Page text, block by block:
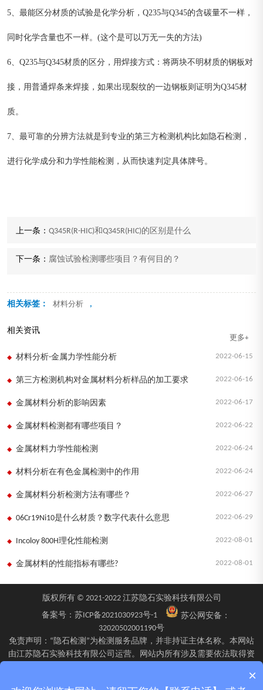
5、最能区分材质的试验是化学分析，Q235与Q345的含碳量不一样，
同时化学含量也不一样。(这个是可以万无一失的方法)
6、Q235与Q345材质的区分，用焊接方式：将两块不明材质的钢板对
接，用普通焊条来焊接，如果出现裂纹的一边钢板则证明为Q345材
质。
7、最可靠的分辨方法就是到专业的第三方检测机构比如隐石检测，
进行化学成分和力学性能检测，从而快速判定具体牌号。
上一条： Q345R(R-HIC)和Q345R(HIC)的区别是什么
下一条： 腐蚀试验检测哪些项目？有何目的？
相关标签： 材料分析 ,
相关资讯
更多+
2022-06-15
材料分析-金属力学性能分析
2022-06-16
第三方检测机构对金属材料分析样品的加工要求
2022-06-17
金属材料分析的影响因素
2022-06-22
金属材料检测都有哪些项目？
2022-06-24
金属材料力学性能检测
2022-06-24
材料分析在有色金属检测中的作用
2022-06-27
金属材料分析检测方法有哪些？
2022-06-29
06Cr19Ni10是什么材质？数字代表什么意思
2022-08-01
Incoloy 800H理化性能检测
2022-08-01
金属材料的性能指标有哪些?
版权所有 © 2021-2022 江苏隐石实验科技有限公司
备案号： 苏ICP备2021030923号-1
苏公网安备：
32020502001190号
免责声明：“隐石检测”为检测服务品牌，并非持证主体名称。本网站
由江苏隐石实验科技有限公司运营。网站内所有涉及需要依法取得资
石检验检测有限公司、四川隐石检验检测有限公司、南京隐石安全阀
×